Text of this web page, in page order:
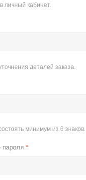
личный кабинет.
деталей заказа.
минимум из 6 знаков.
пароля *